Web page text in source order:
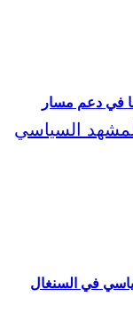
في السنغال
في دعم مسار